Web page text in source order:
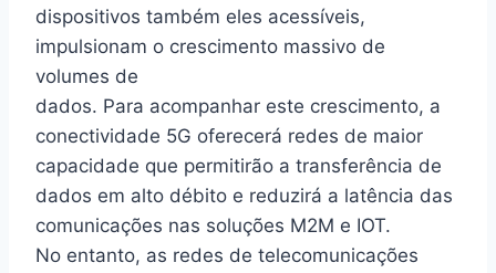
dispositivos também eles acessíveis,
impulsionam o crescimento massivo de
volumes de
dados. Para acompanhar este crescimento, a
conectividade 5G oferecerá redes de maior
capacidade que permitirão a transferência de
dados em alto débito e reduzirá a latência das
comunicações nas soluções M2M e IOT.
No entanto, as redes de telecomunicações